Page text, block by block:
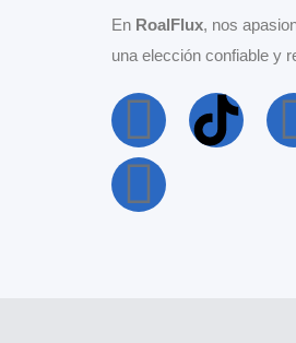
En RoalFlux, nos
una elección confiable y